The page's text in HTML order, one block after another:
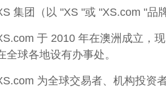
集团（以 "XS "或 "XS.com "品
于 2010 年在澳洲成立，
全球各地设有办事处。
为全球交易者、机构投资